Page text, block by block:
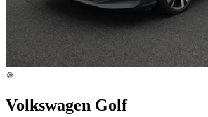
Volkswagen Golf